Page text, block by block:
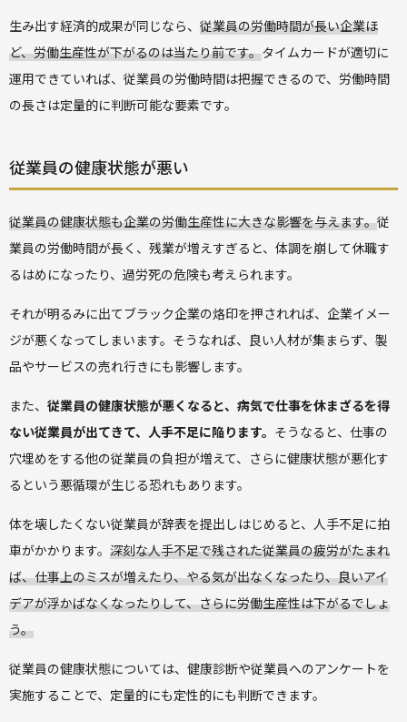
生み出す経済的成果が同じなら、 従業員の労働時間が長い企業ほ
ど、労働生産性が下がるのは当たり前です。タイムカードが適切に
運用できていれば、従業員の労働時間は把握できるので、労働時間
の長さは定量的に判断可能な要素です。
従業員の健康状態が悪い
従業員の健康状態も企業の労働生産性に大きな影響を与えます。従
業員の労働時間が長く、残業が増えすぎると、体調を崩して休職す
るはめになったり、過労死の危険も考えられます。
それが明るみに出てブラック企業の烙印を押されれば、企業イメー
ジが悪くなってしまいます。そうなれば、良い人材が集まらず、製
品やサービスの売れ行きにも影響します。
また、 従業員の健康状態が悪くなると、病気で仕事を休まざるを得
ない従業員が出てきて、人手不足に陥ります。 そうなると、仕事の
穴埋めをする他の従業員の負担が増えて、さらに健康状態が悪化す
るという悪循環が生じる恐れもあります。
体を壊したくない従業員が辞表を提出しはじめると、人手不足に拍
車がかかります。 深刻な人手不足で残された従業員の疲労がたまれ
ば、仕事上のミスが増えたり、やる気が出なくなったり、良いアイ
デアが浮かばなくなったりして、さらに労働生産性は下がるでしょ
う。
従業員の健康状態については、健康診断や従業員へのアンケートを
実施することで、定量的にも定性的にも判断できます。